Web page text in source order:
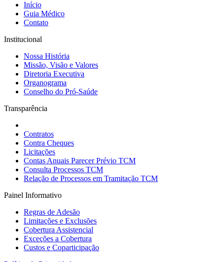
Início
Guia Médico
Contato
Institucional
Nossa História
Missão, Visão e Valores
Diretoria Executiva
Organograma
Conselho do Pró-Saúde
Transparência
Contratos
Contra Cheques
Licitações
Contas Anuais Parecer Prévio TCM
Consulta Processos TCM
Relação de Processos em Tramitação TCM
Painel Informativo
Regras de Adesão
Limitações e Exclusões
Cobertura Assistencial
Exceções a Cobertura
Custos e Coparticipação